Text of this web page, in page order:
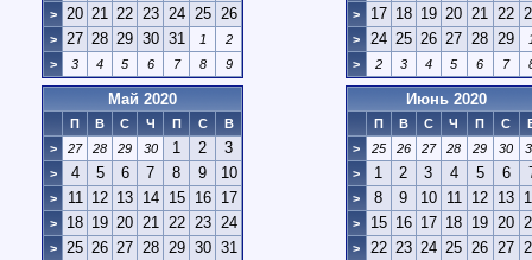
> 20 21 22 23 24 25 26
> 27 28 29 30 31 1
2
>
3 4 5 6 7 8 9
> 17 18 19 20 21 22
> 24 25 26 27 28 29
>
2 3 4 5 6 7
Май 2020
П В С Ч П С
В
>
27 28 29 30 1 2 3
> 4 5 6 7 8 9 10
> 11 12 13 14 15 16 17
> 18 19 20 21 22 23 24
> 25 26 27 28 29 30 31
Июнь 2020
П В С Ч П С
>
25 26 27 28 29 30
>
1 2 3 4 5 6
> 8 9 10 11 12 13
> 15 16 17 18 19 20
> 22 23 24 25 26 27